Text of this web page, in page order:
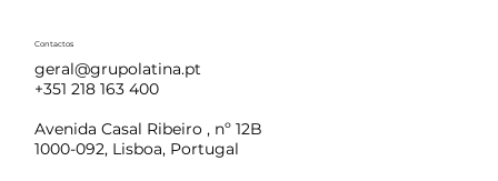
Contactos
geral@grupolatina.pt
+351 218 163 400
Avenida Casal Ribeiro , nº 12B
1000-092, Lisboa, Portugal